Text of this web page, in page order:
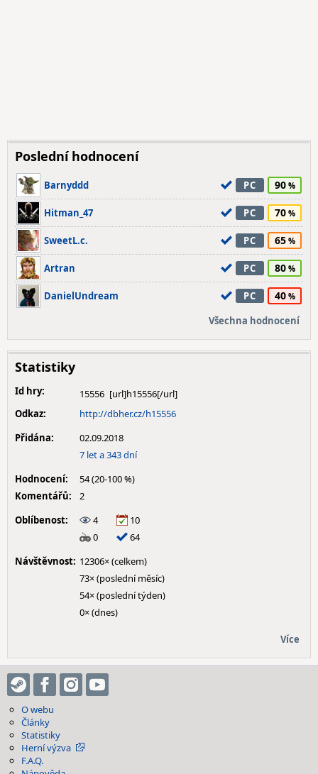
Poslední hodnocení
Barnyddd PC 90
Hitman_47 PC 70
SweetL.c. PC 65
Artran PC 80
DanielUndream PC 40
Všechna hodnocení
Statistiky
Id hry:
15556
Odkaz:
http://dbher.cz/h15556
Přidána:
02.09.2018
7 let a 343 dní
Hodnocení:
54 (20-100 %)
Komentářů:
2
Oblíbenost:
4
10
0
64
Návštěvnost: 12306× (celkem)
73× (poslední měsíc)
54× (poslední týden)
0× (dnes)
Více
O webu
Články
Statistiky
Herní výzva
F.A.Q.